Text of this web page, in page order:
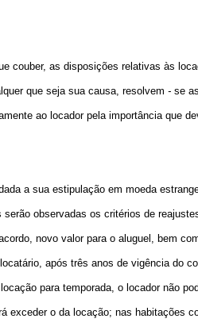
couber, as disposições relativas às
que seja sua causa, resolvem - se
ao locador pela importância que
a sua estipulação em moeda
observadas os critérios de
novo valor para o aluguel,
após três anos de vigência do
para temporada, o locador não
exceder o da locação; nas habitações